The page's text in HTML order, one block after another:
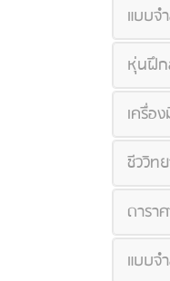
แบบจ
หุ่นฝึก
เครื่อ
ชีววิท
ดารา
แบบจ